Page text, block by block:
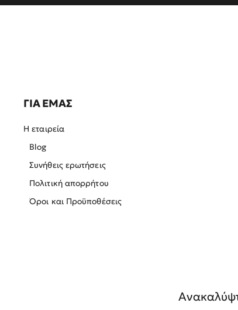
ΓΙΑ ΕΜΑΣ
Η εταιρεία
Blog
Συνήθεις ερωτήσεις
Πολιτική απορρήτου
Όροι και Προϋποθέσεις